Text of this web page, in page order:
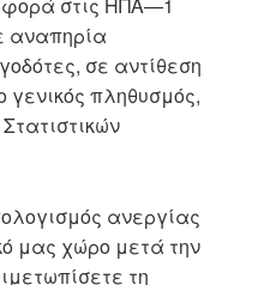
αναπηρία
σε αντίθεση
γενικός πληθυσμός,
ανεργίας
μας χώρο μετά την
τη